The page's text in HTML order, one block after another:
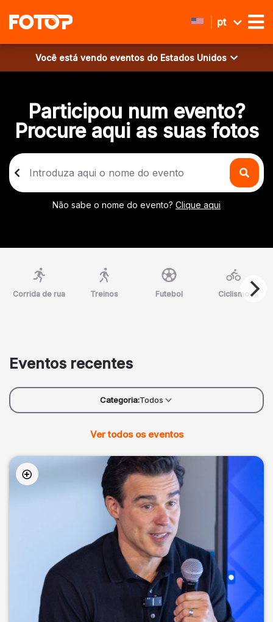
pt
Você está vendo eventos do Estados Unidos
Participou num evento?
Procure aqui as suas fotos
Não sabe o nome do evento? Clique aqui
Corrida de rua Treinos Futebol Ciclismo
Eventos recentes
Categoria:Todos
Ver todos os eventos